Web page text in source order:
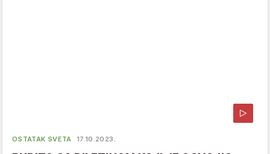
OSTATAK SVETA 17.10.2023.